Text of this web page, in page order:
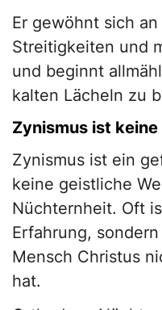
Er gewöhnt sich
Streitigkeiten und
und beginnt
kalten Lächeln zu
Zynismus ist
Zynismus ist ein
keine geistliche
Nüchternheit. Oft
Erfahrung,
Mensch Christus
hat.